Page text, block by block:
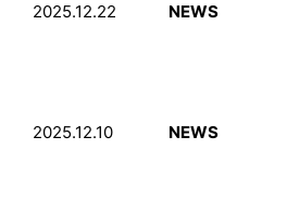
2025.12.22 NEWS
2025.12.10 NEWS